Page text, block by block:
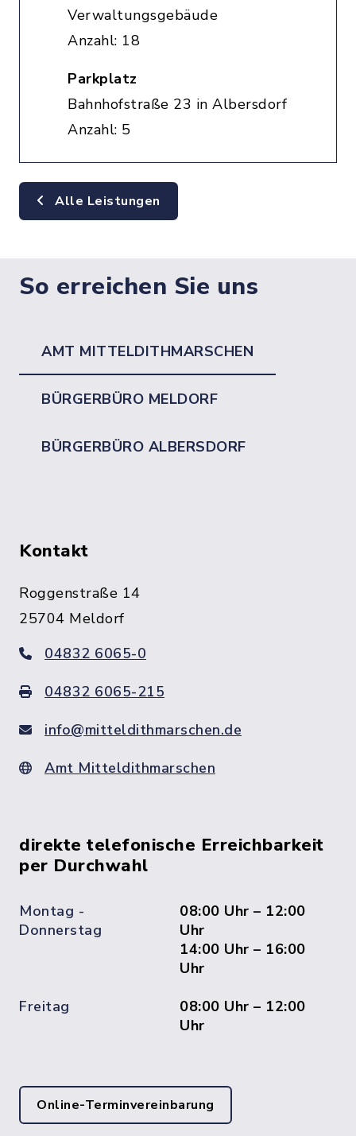
Verwaltungsgebäude
Anzahl: 18
Parkplatz
Bahnhofstraße 23 in Albersdorf
Anzahl: 5
Alle Leistungen
So erreichen Sie uns
AMT MITTELDITHMARSCHEN
BÜRGERBÜRO MELDORF
BÜRGERBÜRO ALBERSDORF
Kontakt
Roggenstraße 14
25704 Meldorf
04832 6065-0
04832 6065-215
info@mitteldithmarschen.de
Amt Mitteldithmarschen
direkte telefonische Erreichbarkeit
per Durchwahl
Montag -
Donnerstag
08:00 Uhr – 12:00
Uhr
14:00 Uhr – 16:00
Uhr
Freitag
08:00 Uhr – 12:00
Uhr
Online-Terminvereinbarung